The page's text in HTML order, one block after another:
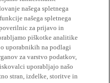
našega spletnega
našega spletnega
za prijavo in
piškotke analitike
uporabnikih na podlagi
za varstvo podatkov,
uporabljajo našo
stran, izdelke, storitve in